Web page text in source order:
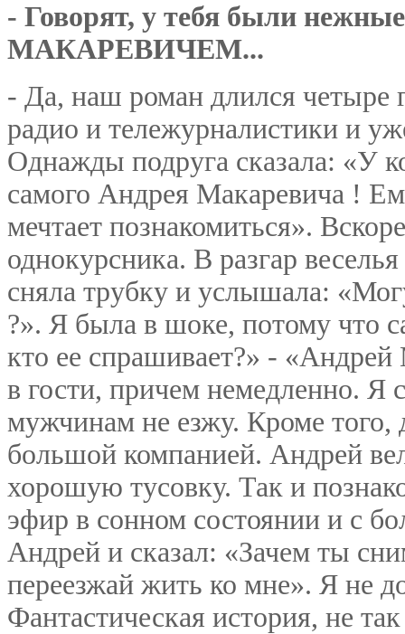
- Говорят, у тебя были
МАКАРЕВИЧЕМ...
- Да, наш роман длился четыре
радио и тележурналистики и
Однажды подруга сказала: «У
самого Андрея Макаревича !
мечтает познакомиться».
однокурсника. В разгар
сняла трубку и услышала:
?». Я была в шоке, потому что
кто ее спрашивает?» -
в гости, причем немедленно. Я
мужчинам не езжу. Кроме того,
большой компанией. Андрей
хорошую тусовку. Так и
эфир в сонном состоянии и с
Андрей и сказал: «Зачем ты
переезжай жить ко мне». Я не
Фантастическая история, не